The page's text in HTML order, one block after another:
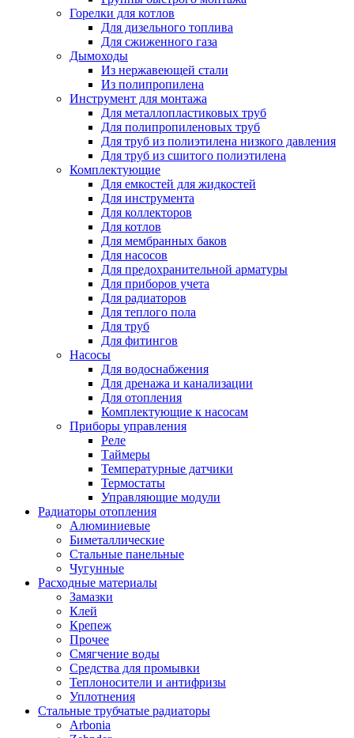
Горелки для котлов
Для дизельного топлива
Для сжиженного газа
Дымоходы
Из нержавеющей стали
Из полипропилена
Инструмент для монтажа
Для металлопластиковых труб
Для полипропиленовых труб
Для труб из полиэтилена низкого давления
Для труб из сшитого полиэтилена
Комплектующие
Для емкостей для жидкостей
Для инструмента
Для коллекторов
Для котлов
Для мембранных баков
Для насосов
Для предохранительной арматуры
Для приборов учета
Для радиаторов
Для теплого пола
Для труб
Для фитингов
Насосы
Для водоснабжения
Для дренажа и канализации
Для отопления
Комплектующие к насосам
Приборы управления
Реле
Таймеры
Температурные датчики
Термостаты
Управляющие модули
Радиаторы отопления
Алюминиевые
Биметаллические
Стальные панельные
Чугунные
Расходные материалы
Замазки
Клей
Крепеж
Прочее
Смягчение воды
Средства для промывки
Теплоносители и антифризы
Уплотнения
Стальные трубчатые радиаторы
Arbonia